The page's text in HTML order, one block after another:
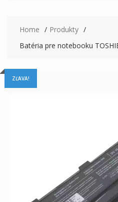
Home
Produkty
Batéria pre notebooku
ZĽAVA!